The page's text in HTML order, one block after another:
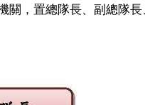
，置總隊長、副總隊